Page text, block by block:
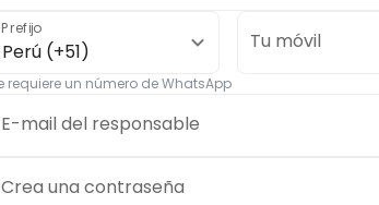
Prefijo
Perú (+51) Tu móvil
requiere un número de WhatsApp
E-mail del responsable
Crea una contraseña